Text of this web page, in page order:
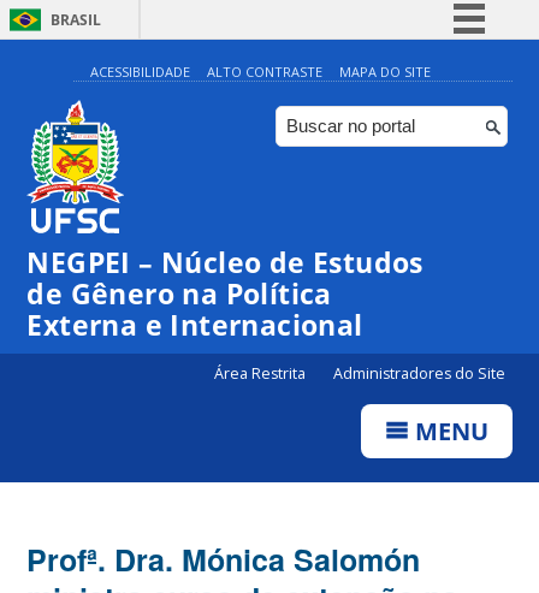
BRASIL
Simplifique!
Comunica BR
Participe
Canais
ACESSIBILIDADE ALTO CONTRASTE MAPA DO SITE
NEGPEI – Núcleo de Estudos
de Gênero na Política
Externa e Internacional
Área Restrita Administradores do Site
MENU
Profª. Dra. Mónica Salomón